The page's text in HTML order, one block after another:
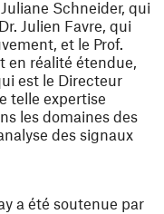
Schneider, qui
Julien Favre, qui
et le Prof.
en réalité étendue,
est le Directeur
telle expertise
les domaines des
des signaux
a été soutenue par